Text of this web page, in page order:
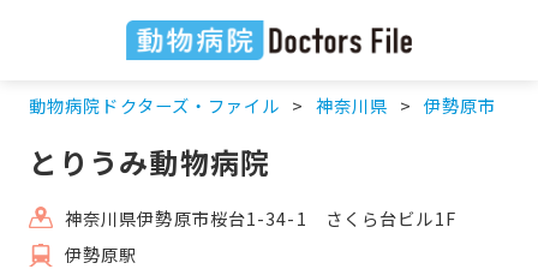
動物病院ドクターズ・ファイル 神奈川県 伊勢原市
とりうみ動物病院
神奈川県伊勢原市桜台1-34-1 さくら台ビル1F
伊勢原駅